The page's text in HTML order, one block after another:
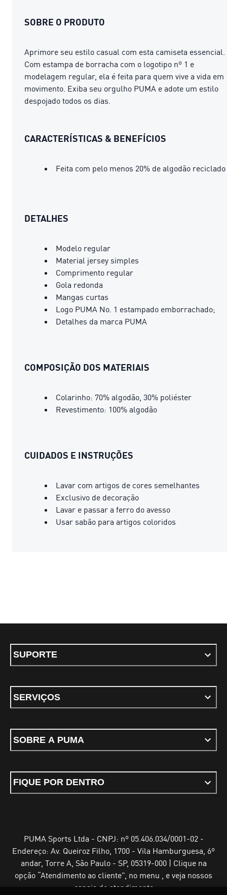
SOBRE O PRODUTO
Aprimore seu estilo casual com esta camiseta essencial.
Com estampa de borracha com o logotipo nº 1 e
modelagem regular, ela é feita para quem vive a vida em
movimento. Exiba seu orgulho PUMA e adote um estilo
despojado todos os dias.
CARACTERÍSTICAS & BENEFÍCIOS
Feita com pelo menos 20% de algodão reciclado
DETALHES
Modelo regular
Material jersey simples
Comprimento regular
Gola redonda
Mangas curtas
Logo PUMA No. 1 estampado emborrachado;
Detalhes da marca PUMA
COMPOSIÇÃO DOS MATERIAIS
Colarinho: 70% algodão, 30% poliéster
Revestimento: 100% algodão
CUIDADOS E INSTRUÇÕES
Lavar com artigos de cores semelhantes
Exclusivo de decoração
Lavar e passar a ferro do avesso
Usar sabão para artigos coloridos
SUPORTE
SERVIÇOS
SOBRE A PUMA
FIQUE POR DENTRO
PUMA Sports Ltda - CNPJ: nº 05.406.034/0001-02 -
Endereço: Av. Queiroz Filho, 1700 - Vila Hamburguesa, 6º
andar, Torre A, São Paulo - SP, 05319-000 | Clique na
opção “Atendimento ao cliente”, no menu , e veja nossos
canais de atendimento